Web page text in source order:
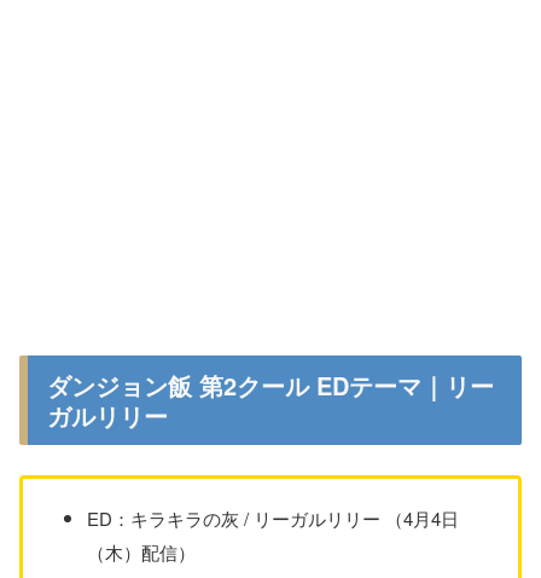
ダンジョン飯 第2クール EDテーマ｜リー
ガルリリー
ED：キラキラの灰 / リーガルリリー （4月4日
（木）配信）